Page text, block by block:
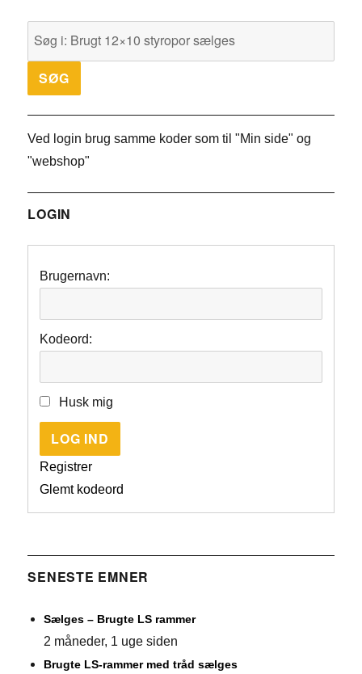
Ved login brug samme koder som til "Min side" og
"webshop"
LOGIN
Brugernavn:
Kodeord:
Husk mig
LOG IND
Registrer
Glemt kodeord
SENESTE EMNER
Sælges – Brugte LS rammer
2 måneder, 1 uge siden
Brugte LS-rammer med tråd sælges